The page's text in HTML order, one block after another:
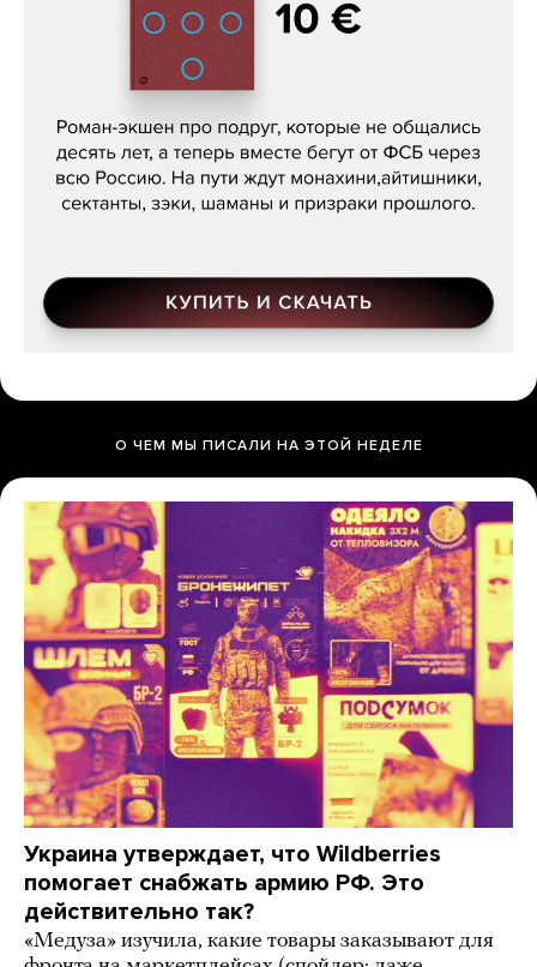
Кира Ярмыш, «Тут недалеко»
О ЧЕМ МЫ ПИСАЛИ НА ЭТОЙ НЕДЕЛЕ
Украина утверждает, что Wildberries
помогает снабжать армию РФ. Это
действительно так?
«Медуза» изучила, какие товары заказывают для